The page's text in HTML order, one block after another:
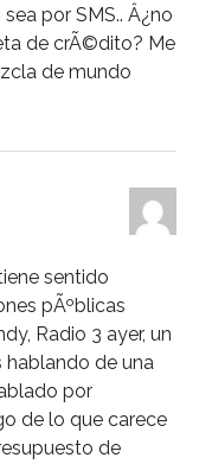
por SMS.. Â¿no
de crÃ©dito? Me
de mundo
sentido
pÃºblicas
Radio 3 ayer, un
hablando de una
por
de lo que carece
de